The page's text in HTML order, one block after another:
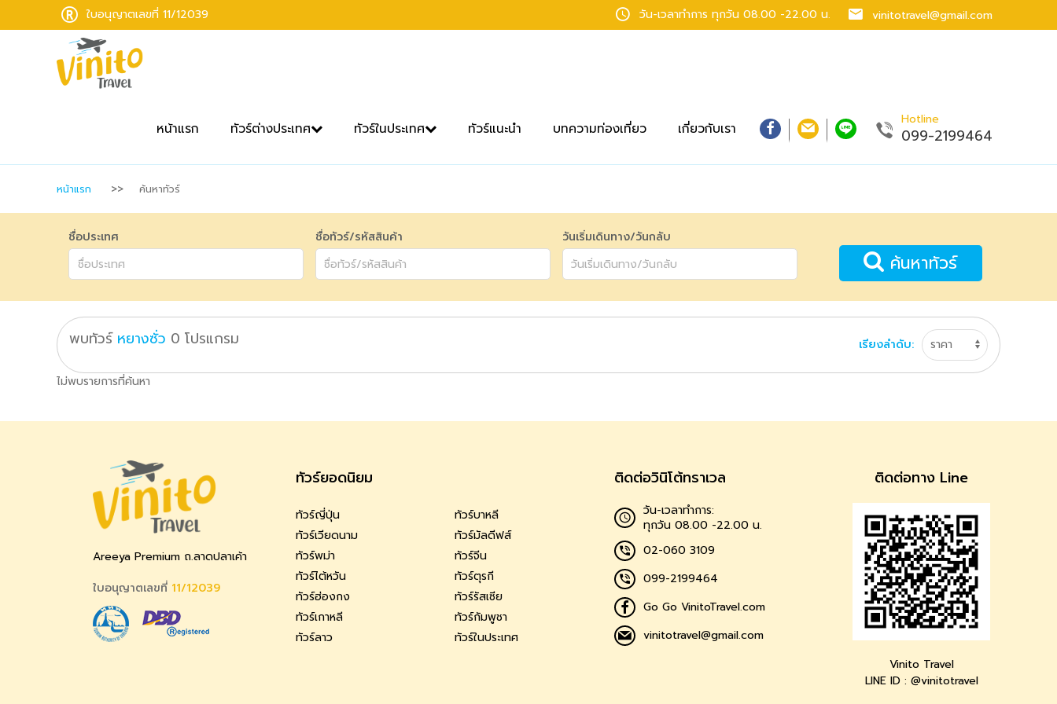
ใบอนุญาตเลขที่ 11/12039 วัน-เวลาทำการ ทุกวัน 08.00 -22.00 น. vinitotravel@gmail.com
หน้าแรก ทัวร์ต่างประเทศ ทัวร์ในประเทศ ทัวร์แนะนำ บทความท่องเที่ยว เกี่ยวกับเรา
Hotline
099-2199464
หน้าแรก ค้นหาทัวร์
ชื่อประเทศ ชื่อทัวร์/รหัสสินค้า วันเริ่มเดินทาง/วันกลับ
ค้นหาทัวร์
พบทัวร์ หยางซั่ว 0 โปรแกรม เรียงลำดับ:
ไม่พบรายการที่ค้นหา
Areeya Premium ถ.ลาดปลาเค้า
ใบอนุญาตเลขที่ 11/12039
ทัวร์ยอดนิยม
ทัวร์ญี่ปุ่น
ทัวร์บาหลี
ทัวร์เวียดนาม
ทัวร์มัลดีฟส์
ทัวร์พม่า
ทัวร์จีน
ทัวร์ไต้หวัน
ทัวร์ตุรกี
ทัวร์ฮ่องกง
ทัวร์รัสเซีย
ทัวร์เกาหลี
ทัวร์กัมพูชา
ทัวร์ลาว
ทัวร์ในประเทศ
ติดต่อวินิโต้ทราเวล
วัน-เวลาทำการ:
ทุกวัน 08.00 -22.00 น.
02-060 3109
099-2199464
Go Go VinitoTravel.com
vinitotravel@gmail.com
ติดต่อทาง Line
Vinito Travel
LINE ID : @vinitotravel